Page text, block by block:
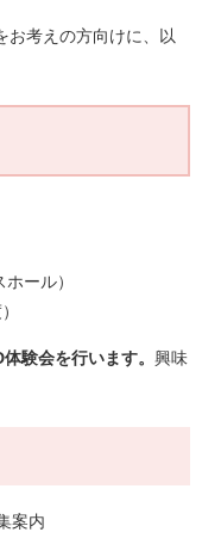
お考えの方向けに、以
ール）
験会を行います。 興味
案内